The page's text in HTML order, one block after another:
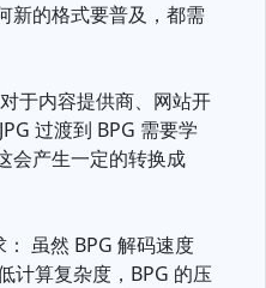
新的格式要普及，都需
于内容提供商、网站开
过渡到 BPG 需要学
会产生一定的转换成
虽然 BPG 解码速度
计算复杂度，BPG 的压